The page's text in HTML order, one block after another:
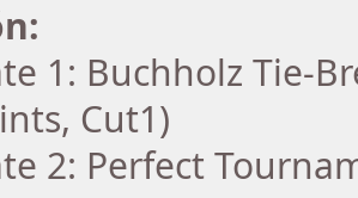
1: Buchholz Tie-
Cut1)
2: Perfect